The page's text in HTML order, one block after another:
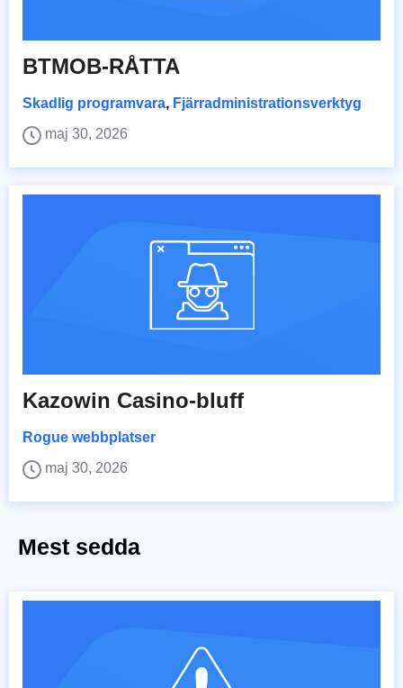
BTMOB-RÅTTA
Skadlig programvara, Fjärradministrationsverktyg
maj 30, 2026
Kazowin Casino-bluff
Rogue webbplatser
maj 30, 2026
Mest sedda